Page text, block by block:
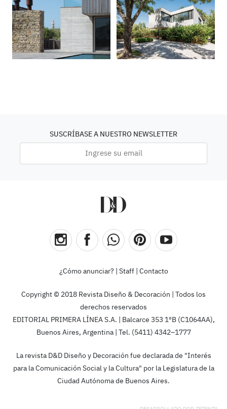
SUSCRÍBASE A NUESTRO NEWSLETTER
¿Cómo anunciar? Staff| Contacto
Copyright © 2018 Revista Diseño & Decoración | Todos los
derechos reservados
EDITORIAL PRIMERA LÍNEA S.A. | Balcarce 353 1ºB (C1064AA),
Buenos Aires, Argentina | Tel. (5411) 4342–1777
La revista D&D Diseño y Decoración fue declarada de "Interés
para la Comunicación Social y la Cultura" por la Legislatura de la
Ciudad Autónoma de Buenos Aires.